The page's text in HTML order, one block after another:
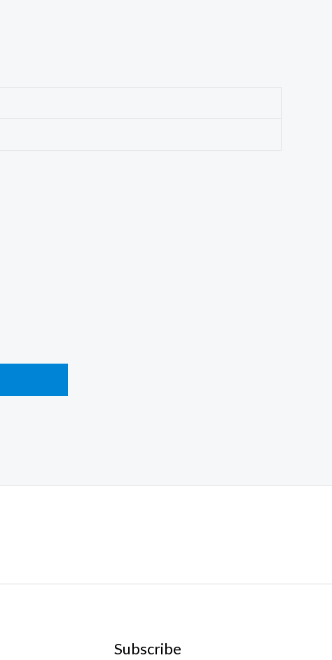
Subscribe